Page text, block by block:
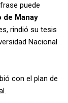
puede
de Manay
rindió su tesis
Nacional
con el plan de